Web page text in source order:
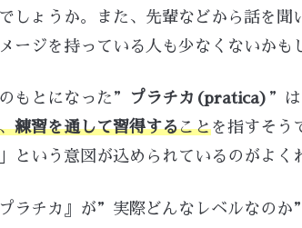
しょうか。また、先輩などから話を聞
ージを持っている人も少なくないかも
もとになった” プラチカ(pratica) ”は
練習を通して習得することを指すそう
という意図が込められているのがよく
プラチカ』が”実際どんなレベルなの